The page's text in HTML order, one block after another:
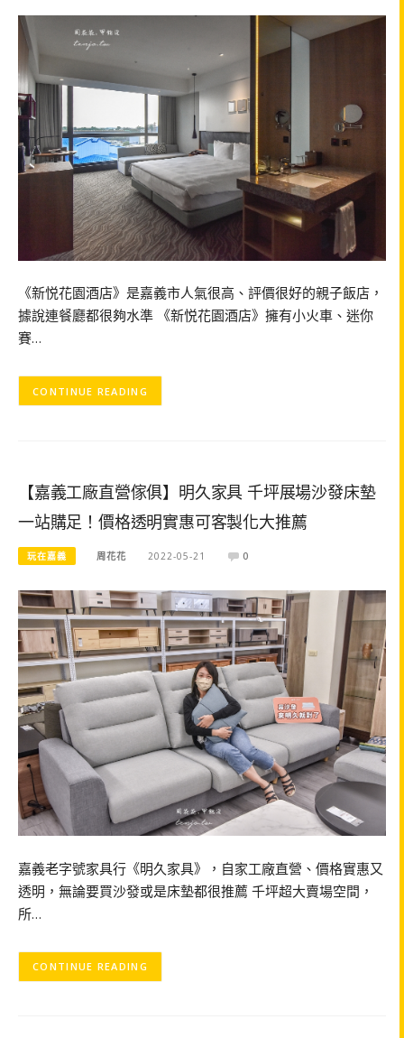
《新悦花園酒店》是嘉義市人氣很高、評價很好的親子飯店，
據說連餐廳都很夠水準 《新悦花園酒店》擁有小火車、迷你
賽…
CONTINUE READING
【嘉義工廠直營傢俱】明久家具 千坪展場沙發床墊
一站購足！價格透明實惠可客製化大推薦
玩在嘉義 周花花 2022-05-21 0
嘉義老字號家具行《明久家具》，自家工廠直營、價格實惠又
透明，無論要買沙發或是床墊都很推薦 千坪超大賣場空間，
所…
CONTINUE READING